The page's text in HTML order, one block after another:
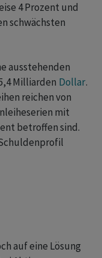
4 Prozent und
schwächsten
ausstehenden
Milliarden Dollar.
reichen von
mit
betroffen sind.
auf eine Lösung